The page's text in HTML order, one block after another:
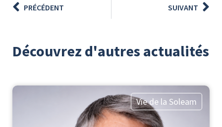
PRÉCÉDENT SUIVANT
Découvrez d'autres actualités
Vie de la Soleam